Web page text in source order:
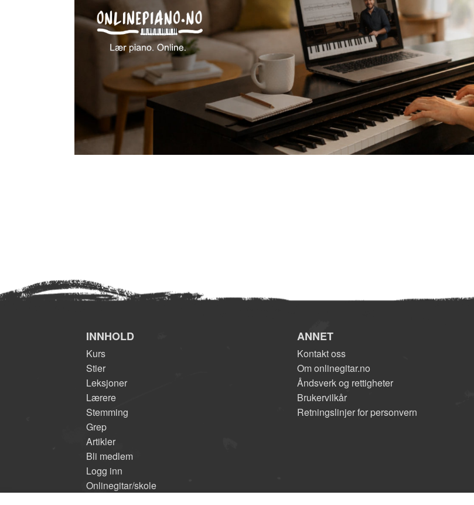
INNHOLD
Kurs
Stier
Leksjoner
Lærere
Stemming
Grep
Artikler
Bli medlem
Logg inn
Onlinegitar/skole
ANNET
Kontakt oss
Om onlinegitar.no
Åndsverk og rettigheter
Brukervilkår
Retningslinjer for personvern